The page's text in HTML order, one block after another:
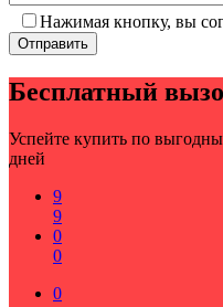
Нажимая кнопку, вы
Бесплатный
Успейте купить по
дней
9
9
0
0
0